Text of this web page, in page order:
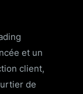
et un
client,
de